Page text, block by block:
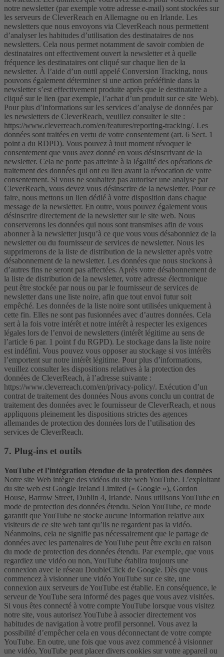
notre newsletter (par exemple votre adresse e-mail) sont stockées sur
les serveurs de CleverReach en Allemagne ou en Irlande. Les
newsletters que nous envoyons via CleverReach nous permettent
d’analyser les habitudes d’utilisation des destinataires de nos
newsletters. Cela nous permet notamment de savoir combien de
destinataires ont effectivement ouvert la newsletter et à quelle
fréquence les destinataires ont cliqué sur chaque lien de la
newsletter. À l’aide d’un outil appelé Conversion Tracking, nous
pouvons également déterminer si une action prédéfinie dans la
newsletter s’est effectivement produite après que le destinataire a
cliqué sur le lien (par exemple, l’achat d’un produit sur ce site Web).
Pour plus d’informations sur les services d’analyse de données par
les newsletters de CleverReach, veuillez consulter le site :
https://www.cleverreach.com/en/features/reporting-tracking/. Les
données sont traitées en vertu de votre consentement (art. 6 Sect. 1
point a du RDPD). Vous pouvez à tout moment révoquer le
consentement que vous avez donné en vous désinscrivant de la
newsletter. Cela ne porte pas atteinte à la légalité des opérations de
traitement des données qui ont eu lieu avant la révocation de votre
consentement. Si vous ne souhaitez pas autoriser une analyse par
CleverReach, vous devez vous désinscrire de la newsletter. Pour ce
faire, nous mettons un lien dédié à votre disposition dans chaque
message de la newsletter. En outre, vous pouvez également vous
désinscrire directement de la newsletter sur le site web. Nous
conserverons les données qui nous sont transmises afin de vous
abonner à la newsletter jusqu’à ce que vous vous désabonniez de la
newsletter ou du fournisseur de services de newsletter. Nous les
supprimerons de la liste de distribution de la newsletter après votre
désabonnement de la newsletter. Les données que nous stockons à
d’autres fins ne seront pas affectées. Après votre désabonnement de
la liste de distribution de la newsletter, votre adresse électronique
peut être stockée par nous ou par le fournisseur de services de
newsletter dans une liste noire, afin que tout envoi futur soit
empêché. Les données de la liste noire sont utilisées uniquement à
cette fin. Elles ne sont pas fusionnées avec d’autres données. Cela
sert à la fois votre intérêt et notre intérêt à respecter les exigences
légales lors de l’envoi de newsletters (intérêt légitime au sens de
l’article 6 par. 1 point f du RGPD). Le stockage dans la liste noire
est indéfini. Vous pouvez vous opposer au stockage si vos intérêts
l’emportent sur notre intérêt légitime. Pour plus d’informations,
veuillez consulter les dispositions relatives à la protection des
données de CleverReach, à l’adresse suivante :
https://www.cleverreach.com/en/privacy-policy/. Exécution d’un
contrat de traitement des données Nous avons conclu un contrat de
traitement des données avec le fournisseur de CleverReach, et nous
appliquons pleinement les dispositions strictes des agences
allemandes de protection des données lors de l’utilisation des
services de CleverReach.
7. Plug-ins et outils
YouTube et l’intégration étendue de la protection des données
Notre site Web intègre des vidéos du site web YouTube. L’exploitant
du site web est Google Ireland Limited (« Google »), Gordon
House, Barrow Street, Dublin 4, Irlande. Nous utilisons YouTube en
mode de protection des données étendu. Selon YouTube, ce mode
garantit que YouTube ne stocke aucune information relative aux
visiteurs de ce site web tant qu’ils ne regardent pas la vidéo.
Néanmoins, cela ne signifie pas nécessairement que le partage de
données avec les partenaires de YouTube peut être exclu en raison
du mode de protection des données étendu. Par exemple, que vous
regardiez une vidéo ou non, YouTube établira toujours une
connexion avec le réseau DoubleClick de Google. Dès que vous
commencez à visionner une vidéo YouTube sur ce site, une
connexion aux serveurs de YouTube est établie. En conséquence, le
serveur de YouTube sera informé des pages que vous avez visitées.
Si vous êtes connecté à votre compte YouTube lorsque vous visitez
notre site, vous autorisez YouTube à associer directement vos
habitudes de navigation à votre profil personnel. Vous avez la
possibilité d’empêcher cela en vous déconnectant de votre compte
YouTube. En outre, une fois que vous avez commencé à visionner
une vidéo, YouTube peut placer divers cookies sur votre appareil ou